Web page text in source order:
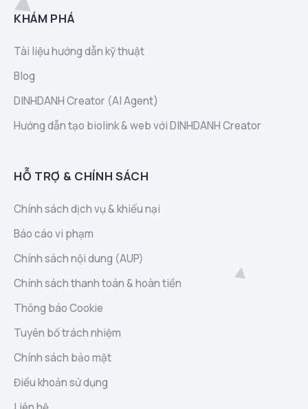
KHÁM PHÁ
Tài liệu hướng dẫn kỹ thuật
Blog
DINHDANH Creator (AI Agent)
Hướng dẫn tạo biolink & web với DINHDANH Creator
HỖ TRỢ & CHÍNH SÁCH
Chính sách dịch vụ & khiếu nại
Báo cáo vi phạm
Chính sách nội dung (AUP)
Chính sách thanh toán & hoàn tiền
Thông báo Cookie
Tuyên bố trách nhiệm
Chính sách bảo mật
Điều khoản sử dụng